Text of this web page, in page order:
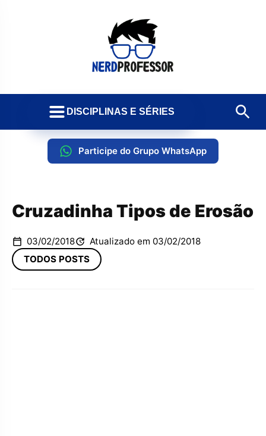
DISCIPLINAS E SÉRIES
Participe do Grupo WhatsApp
Cruzadinha Tipos de Erosão
03/02/2018
Atualizado em 03/02/2018
TODOS POSTS